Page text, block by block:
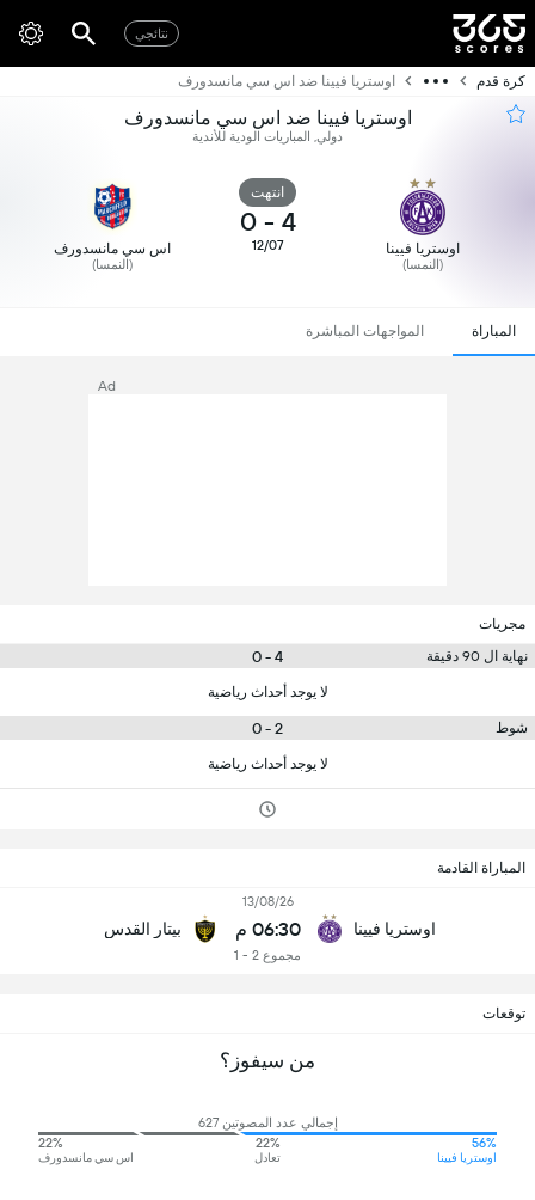
نتائجي
كرة قدم اوستريا فيينا ضد اس سي مانسدورف
اوستريا فيينا ضد اس سي مانسدورف
دولي, المباريات الودية للأندية
اوستريا فيينا
(النمسا)
انتهت
4
-
0
12/07 اس سي مانسدورف
(النمسا)
المباراة المواجهات المباشرة
Ad
مجريات
نهاية ال 90 دقيقة
4 - 0
لا يوجد أحداث رياضية
شوط 2 - 0
لا يوجد أحداث رياضية
المباراة القادمة
اوستريا فيينا
13/08/26
06:30 م
مجموع 2 - 1
بيتار القدس
توقعات
من سيفوز؟
إجمالي عدد المصوتين 627
56%
اوستريا فيينا
22%
تعادل
22%
اس سي مانسدورف